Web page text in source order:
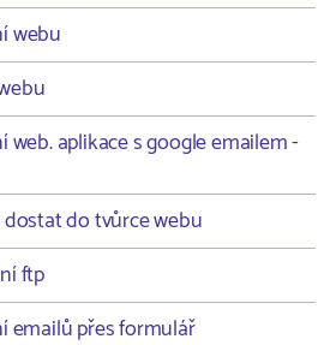
webu
web. aplikace s google emailem -
dostat do tvůrce webu
ftp
emailů přes formulář